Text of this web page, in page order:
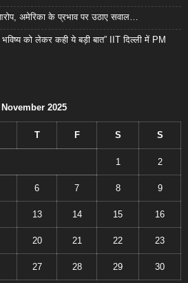
अमेरिका के प्रभाव पर उठाए सवाल…
भविष्य को लेकर कही ये बड़ी बात” IIT दिल्ली में PM
November 2025
T F S S
1 2
6 7 8 9
13 14 15 16
20 21 22 23
27 28 29
30